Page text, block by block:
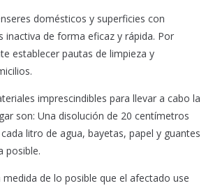
domésticos y superficies con
inactiva de forma eficaz y rápida. Por
establecer pautas de limpieza y
imprescindibles para llevar a cabo la
son: Una disolución de 20 centímetros
litro de agua, bayetas, papel y guantes
posible.
medida de lo posible que el afectado use